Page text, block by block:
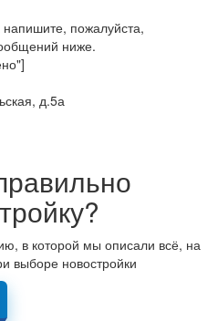
пожалуйста,
ниже.
д.5а
в которой мы описали всё, на
выборе новостройки